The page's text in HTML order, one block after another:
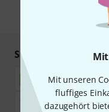
Mit unseren
fluffiges
dazugehört
Sicher einkaufen &